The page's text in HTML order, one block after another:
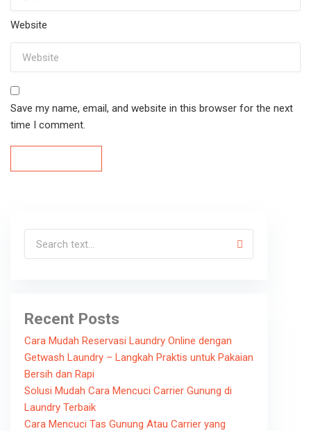
Website
Save my name, email, and website in this browser for the next
time I comment.
Recent Posts
Cara Mudah Reservasi Laundry Online dengan
Getwash Laundry – Langkah Praktis untuk Pakaian
Bersih dan Rapi
Solusi Mudah Cara Mencuci Carrier Gunung di
Laundry Terbaik
Cara Mencuci Tas Gunung Atau Carrier yang